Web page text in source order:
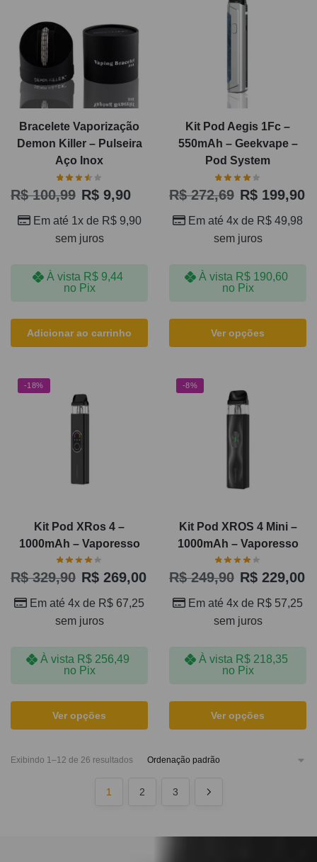
Bracelete Vaporização
Demon Killer – Pulseira
Aço Inox
R$100,99 R$ 9,90
Em até 1x de R$9,90
sem juros
À vista R$ 9,44
no Pix
Adicionar ao carrinho
Kit Pod Aegis 1Fc –
550mAh – Geekvape –
Pod System
R$272,69 R$ 199,90
Em até 4x de R$ 49,98
sem juros
À vista R$ 190,60
no Pix
Ver opções
-18%
Kit Pod XRos 4 –
1000mAh – Vaporesso
R$329,90 R$ 269,00
Em até 4x de R$ 67,25
sem juros
À vista R$ 256,49
no Pix
Ver opções
-8%
Kit Pod XROS 4 Mini –
1000mAh – Vaporesso
R$249,90 R$ 229,00
Em até 4x de R$ 57,25
sem juros
À vista R$ 218,35
no Pix
Ver opções
Exibindo 1–12 de 26 resultados
1 2 3